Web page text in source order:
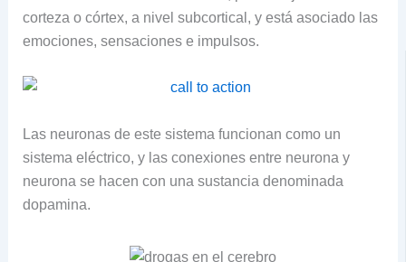
corteza o córtex, a nivel subcortical, y está asociado las
emociones, sensaciones e impulsos.
Las neuronas de este sistema funcionan como un
sistema eléctrico, y las conexiones entre neurona y
neurona se hacen con una sustancia denominada
dopamina.